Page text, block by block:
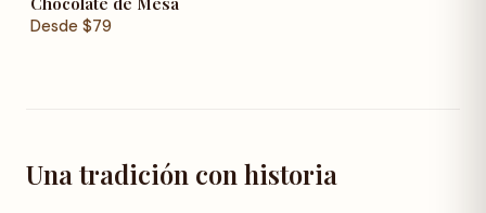
Desde $79
Una tradición con historia